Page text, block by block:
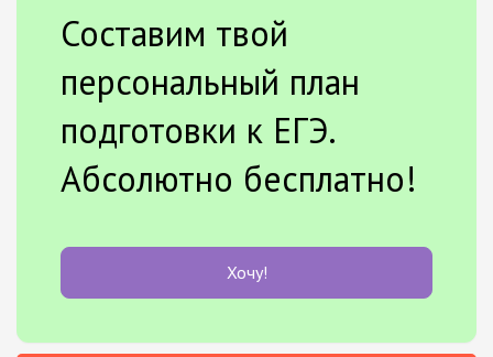
Составим твой
персональный план
подготовки к ЕГЭ.
Абсолютно бесплатно!
Хочу!